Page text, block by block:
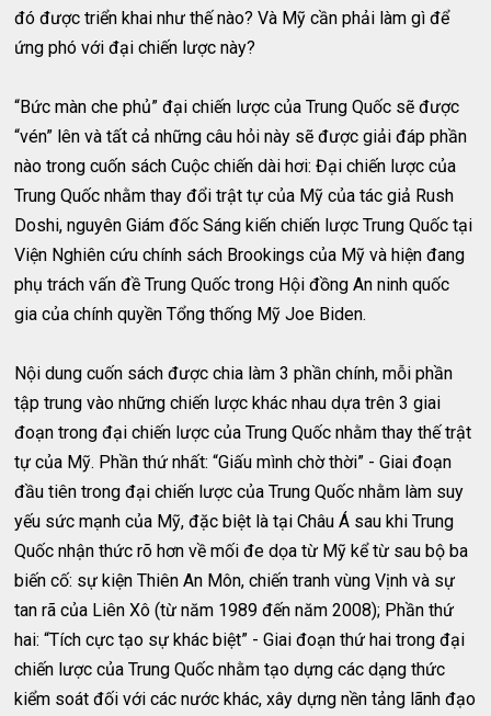
đó được triển khai như thế nào? Và Mỹ cần phải làm gì để
ứng phó với đại chiến lược này?
“Bức màn che phủ” đại chiến lược của Trung Quốc sẽ được
“vén” lên và tất cả những câu hỏi này sẽ được giải đáp phần
nào trong cuốn sách Cuộc chiến dài hơi: Đại chiến lược của
Trung Quốc nhằm thay đổi trật tự của Mỹ của tác giả Rush
Doshi, nguyên Giám đốc Sáng kiến chiến lược Trung Quốc tại
Viện Nghiên cứu chính sách Brookings của Mỹ và hiện đang
phụ trách vấn đề Trung Quốc trong Hội đồng An ninh quốc
gia của chính quyền Tổng thống Mỹ Joe Biden.
Nội dung cuốn sách được chia làm 3 phần chính, mỗi phần
tập trung vào những chiến lược khác nhau dựa trên 3 giai
đoạn trong đại chiến lược của Trung Quốc nhằm thay thế trật
tự của Mỹ. Phần thứ nhất: “Giấu mình chờ thời” - Giai đoạn
đầu tiên trong đại chiến lược của Trung Quốc nhằm làm suy
yếu sức mạnh của Mỹ, đặc biệt là tại Châu Á sau khi Trung
Quốc nhận thức rõ hơn về mối đe dọa từ Mỹ kể từ sau bộ ba
biến cố: sự kiện Thiên An Môn, chiến tranh vùng Vịnh và sự
tan rã của Liên Xô (từ năm 1989 đến năm 2008); Phần thứ
hai: “Tích cực tạo sự khác biệt” - Giai đoạn thứ hai trong đại
chiến lược của Trung Quốc nhằm tạo dựng các dạng thức
kiểm soát đối với các nước khác, xây dựng nền tảng lãnh đạo